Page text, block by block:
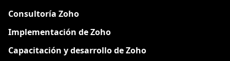
Consultoría Zoho
Implementación de Zoho
Capacitación y desarrollo de Zoho